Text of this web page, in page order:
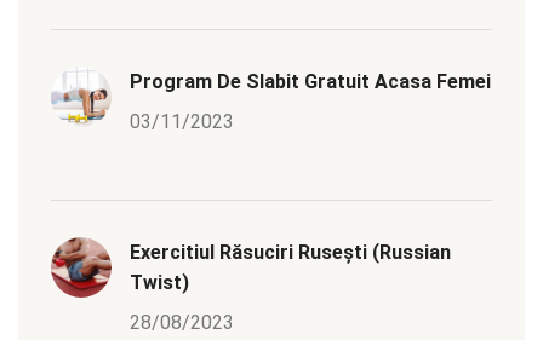
Program De Slabit Gratuit Acasa Femei
03/11/2023
Exercitiul Răsuciri Rusești (Russian
Twist)
28/08/2023